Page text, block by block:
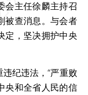
会主任徐麟主持召
被查消息。与会者
定，坚决拥护中央
纪违法，“严重败
央和全省人民的信